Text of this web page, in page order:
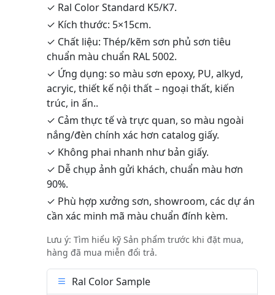
✓ Ral Color Standard K5/K7.
✓ Kích thước: 5×15cm.
✓ Chất liệu: Thép/kẽm sơn phủ sơn tiêu
chuẩn màu chuẩn RAL 5002.
✓ Ứng dụng: so màu sơn epoxy, PU, alkyd,
acryic, thiết kế nội thất – ngoại thất, kiến
trúc, in ấn..
✓ Cảm thực tế và trực quan, so màu ngoài
nắng/đèn chính xác hơn catalog giấy.
✓ Không phai nhanh như bản giấy.
✓ Dễ chụp ảnh gửi khách, chuẩn màu hơn
90%.
✓ Phù hợp xưởng sơn, showroom, các dự án
cần xác minh mã màu chuẩn đính kèm.
Lưu ý: Tìm hiểu kỹ Sản phẩm trước khi đặt mua,
hàng đã mua miễn đổi trả.
Ral Color Sample